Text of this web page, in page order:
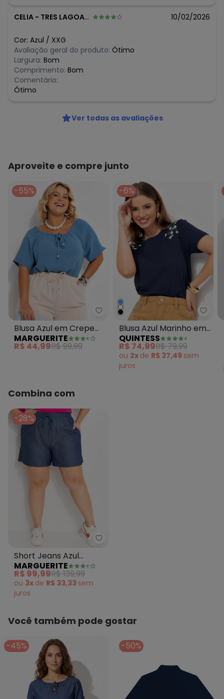
CELIA - TRES LAGOAS - MS 10/02/2026
Cor: Azul / XXG
Avaliação geral do produto: Ótimo
Largura: Bom
Comprimento: Bom
Comentário:
Ótimo
Ver todas as avaliações
Aproveite e compre junto
-55%
Marguerite - Blusa Azul em
Blusa Azul em Crepe
Plano
MARGUERITE
R$ 44,99R$ 99,99
-6%
Blusa Azul Marinho em
Malha de Algodão
QUINTESS
R$ 74,99R$ 79,99
ou 2x de R$ 37,49 sem
juros
Combina com
-28%
Marguerite - Short Jeans Azul
Short Jeans Azul
Escuro em Jeans Leve
MARGUERITE
R$ 99,99R$ 139,99
ou 3x de R$ 33,33 sem
juros
Você também pode gostar
-45% -50%